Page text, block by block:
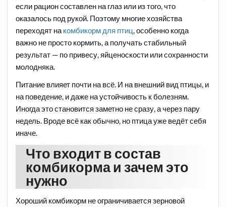
если рацион составлен на глаз или из того, что
оказалось под рукой. Поэтому многие хозяйства
переходят на комбикорм для птиц, особенно когда
важно не просто кормить, а получать стабильный
результат — по привесу, яйценоскости или сохранности
молодняка.
Питание влияет почти на всё. И на внешний вид птицы, и
на поведение, и даже на устойчивость к болезням.
Иногда это становится заметно не сразу, а через пару
недель. Вроде всё как обычно, но птица уже ведёт себя
иначе.
Что входит в состав
комбикорма и зачем это
нужно
Хороший комбикорм не ограничивается зерновой